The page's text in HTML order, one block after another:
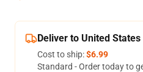
Deliver to United States
Cost to ship:$6.99
Standard - Order today to